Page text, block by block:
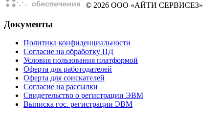
© 2026 ООО «АЙТИ СЕРВИСЕЗ»
Документы
Политика конфиденциальности
Согласие на обработку ПД
Условия пользования платформой
Оферта для работодателей
Оферта для соискателей
Согласие на рассылки
Свидетельство о регистрации ЭВМ
Выписка гос. регистрации ЭВМ